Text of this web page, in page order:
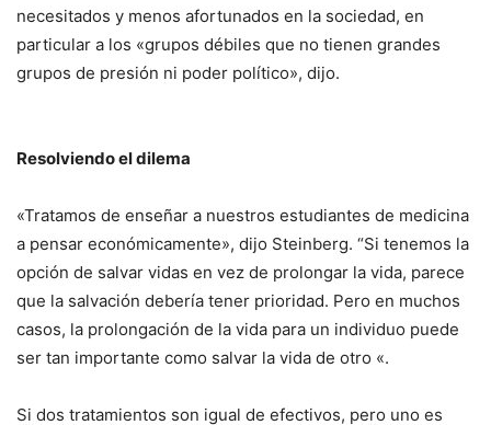
necesitados y menos afortunados en la sociedad, en
particular a los «grupos débiles que no tienen grandes
grupos de presión ni poder político», dijo.
Resolviendo el dilema
«Tratamos de enseñar a nuestros estudiantes de medicina
a pensar económicamente», dijo Steinberg. “Si tenemos la
opción de salvar vidas en vez de prolongar la vida, parece
que la salvación debería tener prioridad. Pero en muchos
casos, la prolongación de la vida para un individuo puede
ser tan importante como salvar la vida de otro «.
Si dos tratamientos son igual de efectivos, pero uno es